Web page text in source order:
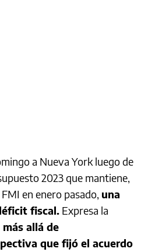
a Nueva York luego de
2023 que mantiene,
en enero pasado, una
fiscal. Expresa la
allá de
que fijó el acuerdo